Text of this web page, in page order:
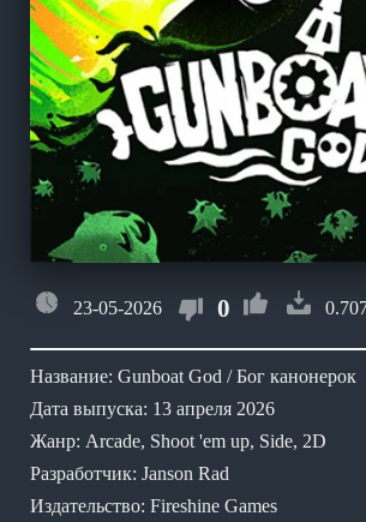
23-05-2026 0
Название: Gunboat God / Бог канонерок
Дата выпуска: 13 апреля 2026
Жанр: Arcade, Shoot 'em up, Side, 2D
Разработчик: Janson Rad
Издательство: Fireshine Games